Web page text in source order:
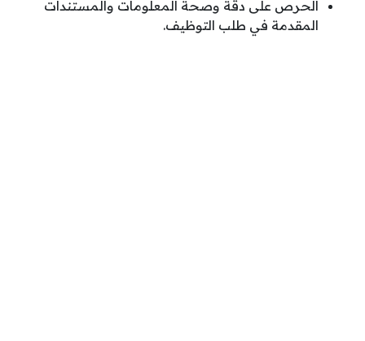
الحرص على دقة وصحة المعلومات والمستندات
المقدمة في طلب التوظيف.